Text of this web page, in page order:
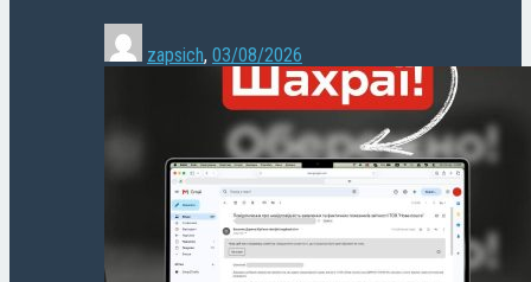
zapsich, 03/08/2026